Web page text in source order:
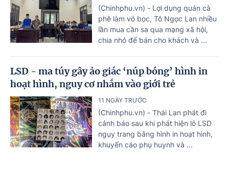
(Chinhphu.vn) - Lợi dụng quán cà
phê làm vỏ bọc, Tô Ngọc Lan nhiều
lần mua cần sa qua mạng xã hội,
chia nhỏ để bán cho khách và ...
LSD - ma túy gây ảo giác ‘núp bóng’ hình in
hoạt hình, nguy cơ nhắm vào giới trẻ
11 NGÀY TRƯỚC
(Chinhphu.vn) - Thái Lan phát đi
cảnh báo sau khi phát hiện lô LSD
ngụy trang bằng hình in hoạt hình,
khuyến cáo phụ huynh và ...